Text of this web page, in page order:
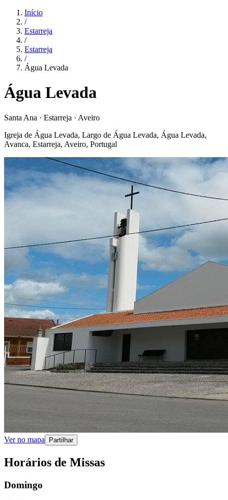
Início
/
Estarreja
/
Estarreja
/
Água Levada
Água Levada
Santa Ana · Estarreja · Aveiro
Igreja de Água Levada, Largo de Água Levada, Água Levada,
Avanca, Estarreja, Aveiro, Portugal
Ver no mapa Partilhar
Horários de Missas
Domingo